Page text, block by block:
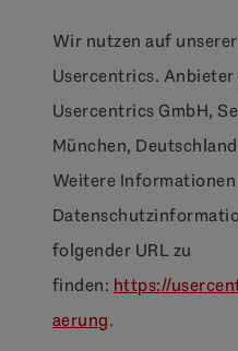
Wir nutzen auf
Usercentrics. Anbieter
Usercentrics GmbH,
München,
Weitere Informationen
folgender URL zu
finden: https://
aerung.